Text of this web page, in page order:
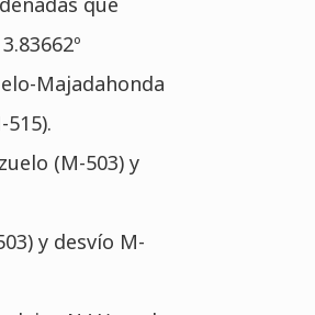
Majadahonda
(M-503) y
y desvío M-